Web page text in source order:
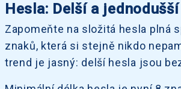
Hesla: Delší a
Zapomeňte na složitá hesla plná
znaků, která si stejně nikdo
trend je jasný: delší hesla jsou